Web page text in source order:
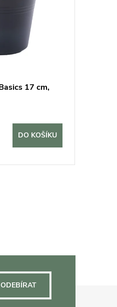
17 cm,
DO KOŠÍKU
ODEBÍRAT